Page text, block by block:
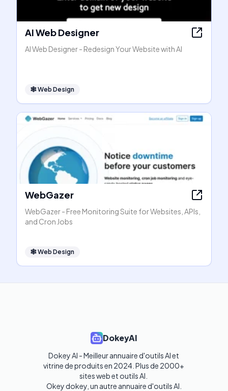
AI Web Designer
AI Web Designer - Redesign Your Website with AI
🕸Web Design
WebGazer
WebGazer - Free Monitoring Suite for Websites, APIs,
and Cron Jobs
🕸Web Design
DokeyAI
Dokey AI - Meilleur annuaire d'outils AI et
vitrine de produits en 2024. Plus de 2000+
sites web et outils AI.
Okey dokey, un autre annuaire d'outils AI.